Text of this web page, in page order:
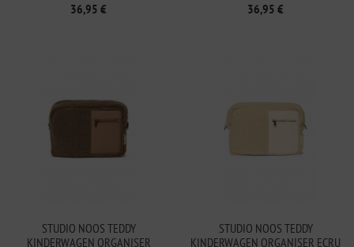
36,95 € 36,95 €
STUDIO NOOS TEDDY
KINDERWAGEN ORGANISER
STUDIO NOOS TEDDY
KINDERWAGEN ORGANISER ECRU